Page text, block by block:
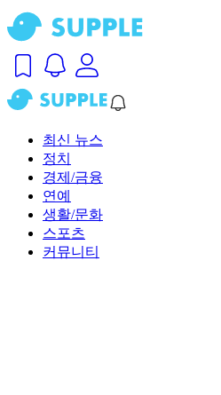
최신 뉴스
정치
경제/금융
연예
생활/문화
스포츠
커뮤니티